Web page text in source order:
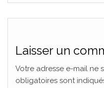
Laisser un
Votre adresse e-mail ne
obligatoires sont